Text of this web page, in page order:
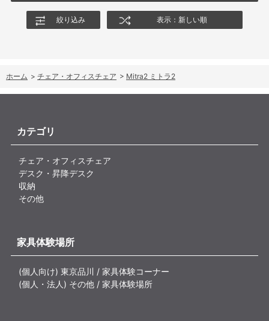
絞り込み 表示：新しい順
ホーム > チェア・オフィスチェア > Mitra2 ミトラ2
カテゴリ
チェア・オフィスチェア
デスク・昇降デスク
収納
その他
家具体験場所
(個人向け) 東京品川 / 家具体験コーナー
(個人・法人) その他 / 家具体験場所